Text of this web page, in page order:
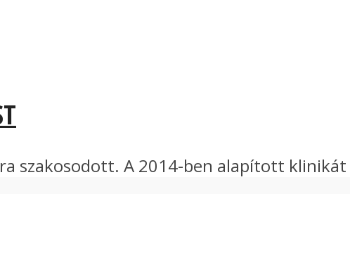
szakosodott. A 2014-ben alapított klinikát